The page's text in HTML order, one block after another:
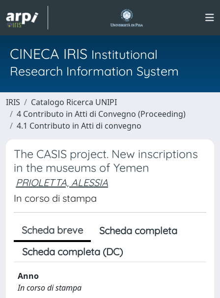
CINECA IRIS Institutional
Research Information System
IRIS
Catalogo Ricerca UNIPI
4 Contributo in Atti di Convegno (Proceeding)
4.1 Contributo in Atti di convegno
The CASIS project. New inscriptions
in the museums of Yemen
PRIOLETTA, ALESSIA
In corso di stampa
Scheda breve
Scheda completa
Scheda completa (DC)
Anno
In corso di stampa